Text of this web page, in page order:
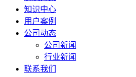
知识中心
用户案例
公司动态
公司新闻
行业新闻
联系我们